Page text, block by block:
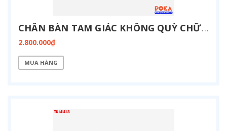
CHÂN BÀN TAM GIÁC KHÔNG QUỲ CHỮ L 1400X1400MM TG-1414KQ-L6
2.800.000₫
MUA HÀNG